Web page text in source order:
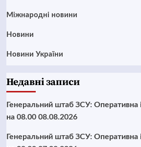
Міжнародні новини
Новини
Новини України
Недавні записи
Генеральний штаб ЗСУ: Оперативна
на 08.00 08.08.2026
Генеральний штаб ЗСУ: Оперативна